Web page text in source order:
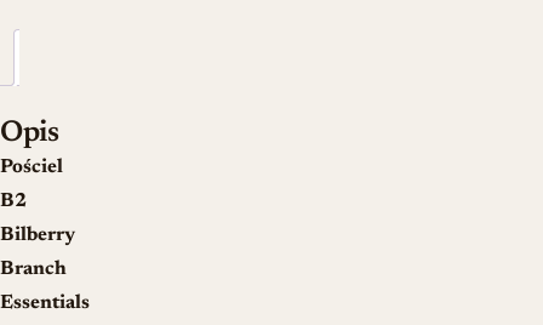
Opis
Pościel
B2
Bilberry
Branch
Essentials